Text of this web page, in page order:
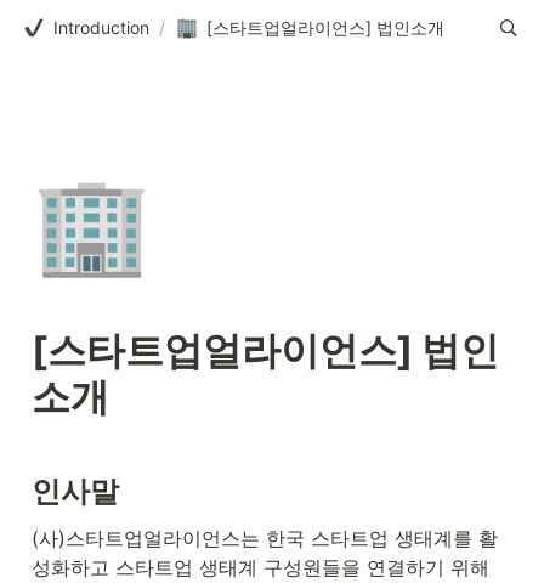
Introduction / [스타트업얼라이언스] 법인소개
🏢
[스타트업얼라이언스] 법인
소개
인사말
(사)스타트업얼라이언스는 한국 스타트업 생태계를 활
성화하고 스타트업 생태계 구성원들을 연결하기 위해